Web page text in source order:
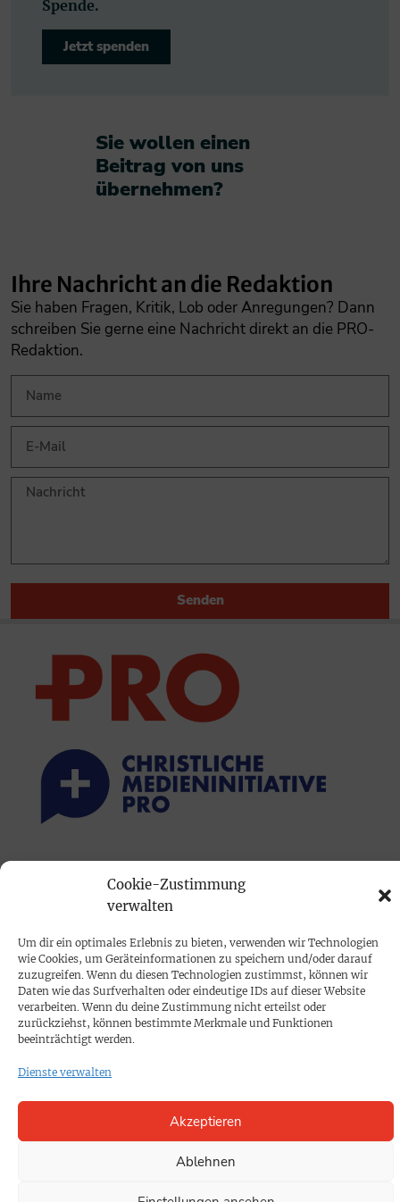
Cookie-Zustimmung
verwalten
Um dir ein optimales Erlebnis zu bieten, verwenden wir Technologien
wie Cookies, um Geräteinformationen zu speichern und/oder darauf
zuzugreifen. Wenn du diesen Technologien zustimmst, können wir
Daten wie das Surfverhalten oder eindeutige IDs auf dieser Website
verarbeiten. Wenn du deine Zustimmung nicht erteilst oder
zurückziehst, können bestimmte Merkmale und Funktionen
beeinträchtigt werden.
Dienste verwalten
Akzeptieren
Ablehnen
Spende.
Jetzt spenden
Sie wollen einen
Beitrag von uns
übernehmen?​
Ihre Nachricht an die Redaktion
Sie haben Fragen, Kritik, Lob oder Anregungen? Dann
schreiben Sie gerne eine Nachricht direkt an die PRO-
Redaktion.
Senden
Mediadaten
PROKOMPAKT
Impressum
SPENDEN
Cookie-Richtlinie